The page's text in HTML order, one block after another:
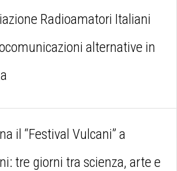
Radioamatori Italiani
alternative in
il “Festival Vulcani” a
tre giorni tra scienza, arte e